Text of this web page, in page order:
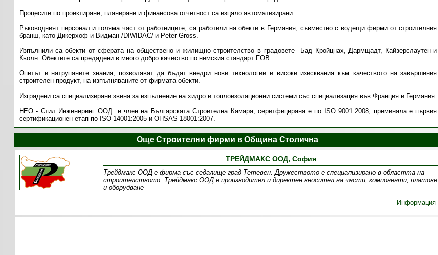
Процесите по проектиране, планиране и финансова отчетност са изцяло автоматизирани.
Ръководният персонал и голяма част от работниците, са работили на обекти в Германия, съвместно с водещи фирми от строителния
бранш, като Дикерхоф и Видман /DIWIDAC/ и Peter Gross.
Изпълнили са обекти от сферата на обществено и жилищно строителство в градовете Бад Кройцнах, Дармщадт, Кайзерслаутен и
Кьолн. Обектите са предадени в много добро качество по немския стандарт FOB.
Опитът и натрупаните знания, позволяват да бъдат внедри нови технологии и високи изисквания към качеството на завършения
строителен продукт, на изпълняваните от фирмата обекти.
Изградени са специализирани звена за изпълнение на хидро и топлоизолационни системи със специализация във Франция и Германия.
НЕО - Стил Инженеринг ООД е член на Българската Строителна Камара, серитфицирана е по ISO 9001:2008, преминала е първия
сертификационен етап по ISO 14001:2005 и OHSAS 18001:2007.
Още Строителни фирми в Община Столична
ТРЕЙДМАКС ООД, София
Трейдмакс ООД е фирма със седалище град Тетевен. Дружеството е специализирано в областта на
строителството. Трейдмакс ООД е производител и директен вносител на части, компоненти, платове
и оборудване
Информация